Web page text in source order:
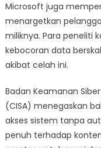
Microsoft juga
menargetkan
miliknya. Para peneliti
kebocoran data
akibat celah ini.
Badan Keamanan
(CISA) menegaskan
akses sistem tanpa
penuh terhadap